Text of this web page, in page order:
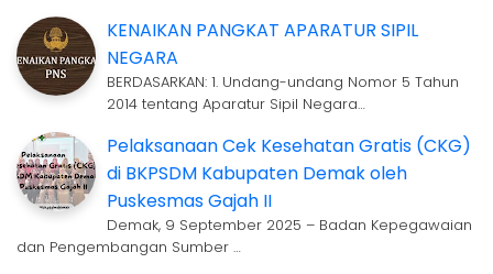
KENAIKAN PANGKAT APARATUR SIPIL
NEGARA
BERDASARKAN: 1. Undang-undang Nomor 5 Tahun
2014 tentang Aparatur Sipil Negara…
Pelaksanaan Cek Kesehatan Gratis (CKG)
di BKPSDM Kabupaten Demak oleh
Puskesmas Gajah II
Demak, 9 September 2025 – Badan Kepegawaian
dan Pengembangan Sumber …